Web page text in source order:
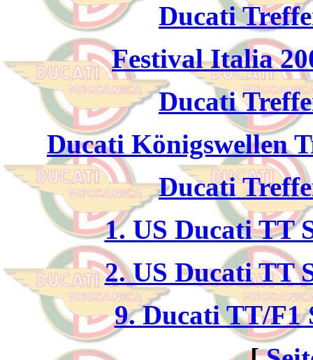
Ducati
Festival Italia
Ducati
Ducati Königswellen
Ducati
1. US Ducati TT
2. US Ducati TT
9. Ducati TT/F1